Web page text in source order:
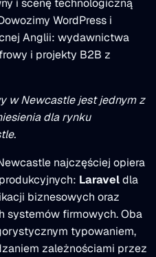
i scenę technologiczną
WordPress i
Anglii: wydawnictwa
i projekty B2B z
w Newcastle jest jednym z
dla rynku
najczęściej opiera
Laraveldla
biznesowych oraz
systemów firmowych. Oba
typowaniem,
zależnościami przez